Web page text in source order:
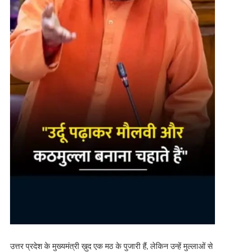
उत्तर प्रदेश के मुख्यमंत्री ख़ुद एक मठ के पुजारी हैं, लेकिन उन्हें मुल्लाओं से